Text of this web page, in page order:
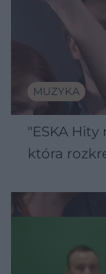
MUZYKA
"ESKA Hity
która